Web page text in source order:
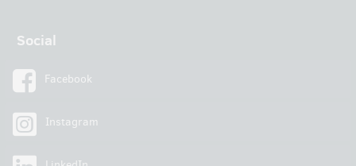
Social
Facebook
Instagram